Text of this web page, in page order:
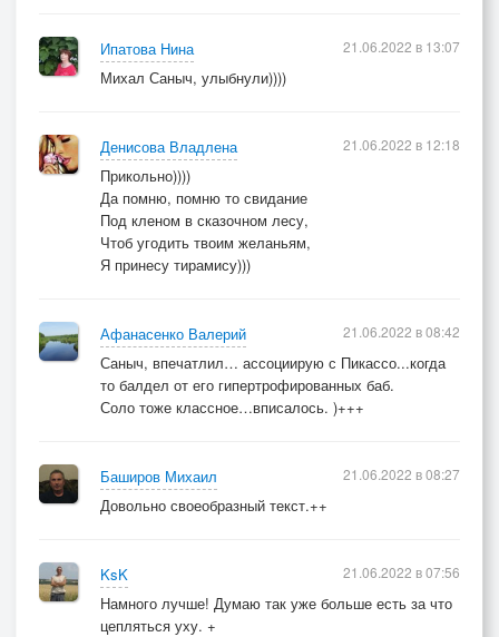
Ипатова Нина
Михал Саныч, улыбнули))))
21.06.2022 в 13:07
Денисова Владлена
Прикольно))))
Да помню, помню то свидание
Под кленом в сказочном лесу,
Чтоб угодить твоим желаньям,
Я принесу тирамису)))
21.06.2022 в 12:18
Афанасенко Валерий
Саныч, впечатлил… ассоциирую с Пикассо...когда
то балдел от его гипертрофированных баб.
Соло тоже классное…вписалось. )+++
21.06.2022 в 08:42
Баширов Михаил
Довольно своеобразный текст.++
21.06.2022 в 08:27
KsK
Намного лучше! Думаю так уже больше есть за что
цепляться уху. +
21.06.2022 в 07:56